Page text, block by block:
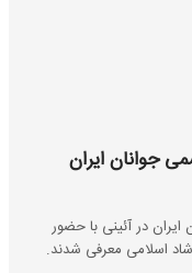
جوانان ایران
در آئینی با حضور
اسلامی معرفی شدند.